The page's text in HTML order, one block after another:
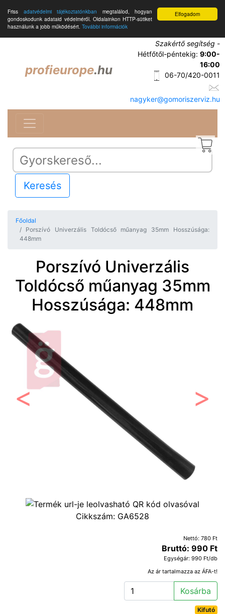
Elfogadom
Friss adatvédelmi tájékoztatónkban megtalálod, hogyan
gondoskodunk adataid védelméről. Oldalainkon HTTP-sütiket
használunk a jobb működésért. További információk
profieurope.hu
Szakértő segítség -
Hétfőtől-péntekig: 9:00-
16:00
06-70/420-0011
nagyker@gomoriszerviz.hu
Keresés
Főoldal
Porszívó Univerzális Toldócső műanyag 35mm Hosszúsága:
448mm
Porszívó Univerzális
Toldócső műanyag 35mm
Hosszúsága: 448mm
Előző
Cikkszám: GA6528
Nettó: 780 Ft
Bruttó: 990 Ft
Egységár: 990 Ft/db
Az ár tartalmazza az ÁFA-t!
Kosárba
Kifutó